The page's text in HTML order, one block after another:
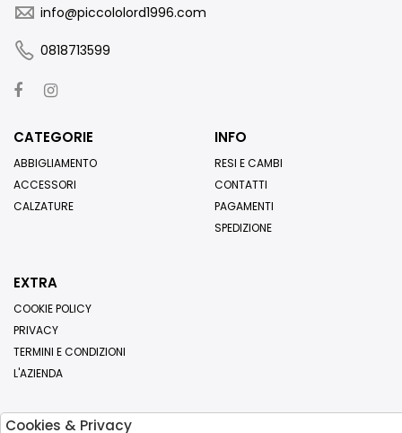
info@piccololord1996.com
0818713599
CATEGORIE
ABBIGLIAMENTO
ACCESSORI
CALZATURE
INFO
RESI E CAMBI
CONTATTI
PAGAMENTI
SPEDIZIONE
EXTRA
COOKIE POLICY
PRIVACY
TERMINI E CONDIZIONI
L'AZIENDA
Cookies & Privacy